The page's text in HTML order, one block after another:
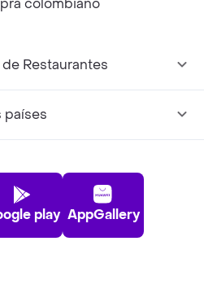
colombiano
Restaurantes
países
play AppGallery